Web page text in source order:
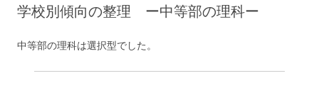
学校別傾向の整理 ー中等部の理科ー
中等部の理科は選択型でした。